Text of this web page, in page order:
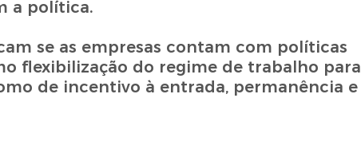
a política.
se as empresas contam com políticas
flexibilização do regime de trabalho para
de incentivo à entrada, permanência e